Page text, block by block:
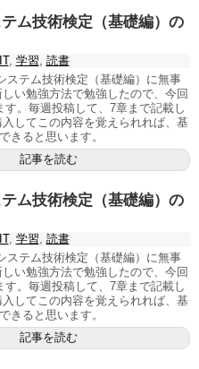
ム技術検定（基礎編）の
IT, 学習, 読書
ステム技術検定（基礎編）に無事
い勉強方法で勉強したので、今回
す。毎週投稿して、7章まで記載し
してこの内容を覚えられれば、基
きると思います。
記事を読む
ム技術検定（基礎編）の
IT, 学習, 読書
ステム技術検定（基礎編）に無事
い勉強方法で勉強したので、今回
す。毎週投稿して、7章まで記載し
してこの内容を覚えられれば、基
きると思います。
記事を読む